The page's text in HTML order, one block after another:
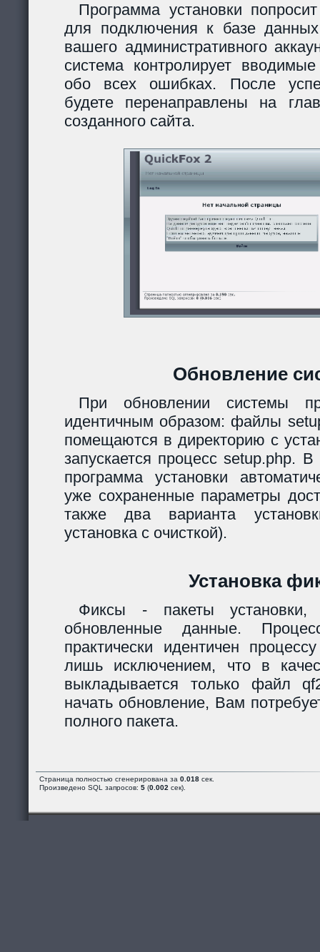
Программа установки
для подключения к базе
вашего административного
система контролирует
обо всех ошибках. После
будете перенаправлены на
созданного сайта.
Обновление
При обновлении системы
идентичным образом: файлы
помещаются в директорию с
запускается процесс setup.php.
программа установки
уже сохраненные параметры
также два варианта
установка с очисткой).
Установка
Фиксы - пакеты установки,
обновленные данные.
практически идентичен
лишь исключением, что в
выкладывается только файл
начать обновление, Вам
полного пакета.
Страница полностью сгенерирована за 0.018 сек.
Произведено SQL запросов: 5 (0.002 сек).